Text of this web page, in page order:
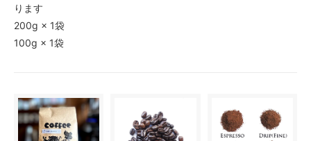
ります
200g × 1袋
100g × 1袋